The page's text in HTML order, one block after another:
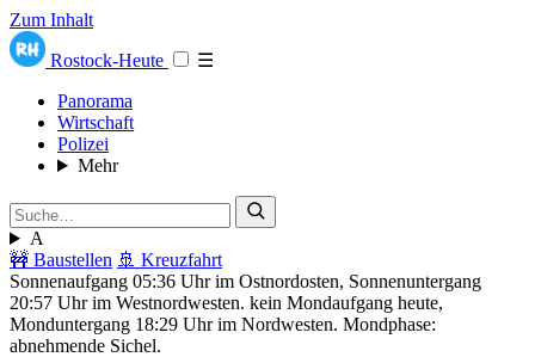
Zum Inhalt
Rostock-Heute
☰
Panorama
Wirtschaft
Polizei
Mehr
A
🚧 Baustellen 🚢 Kreuzfahrt
Sonnenaufgang 05:36 Uhr im Ostnordosten, Sonnenuntergang
20:57 Uhr im Westnordwesten. kein Mondaufgang heute,
Monduntergang 18:29 Uhr im Nordwesten. Mondphase:
abnehmende Sichel.